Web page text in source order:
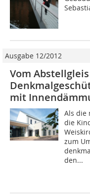
Ausgabe 12/2012
Vom
mit
Als die
die
zum
den...